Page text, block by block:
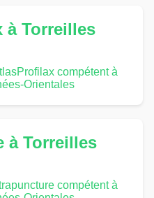
à Torreilles
compétent à
Orientales
à Torreilles
compétent à